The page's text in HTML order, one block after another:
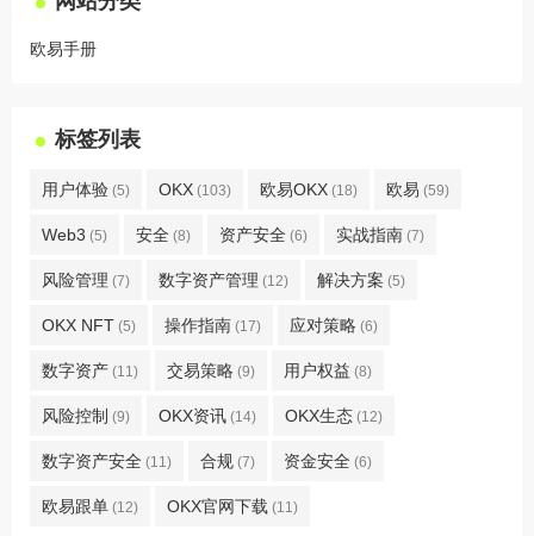
欧易手册
标签列表
用户体验 (5) OKX (103) 欧易OKX (18) 欧易 (59)
Web3 (5) 安全 (8) 资产安全 (6) 实战指南 (7)
风险管理 (7) 数字资产管理 (12) 解决方案 (5)
OKX NFT (5) 操作指南 (17) 应对策略 (6)
数字资产 (11) 交易策略 (9) 用户权益 (8)
风险控制 (9) OKX资讯 (14) OKX生态 (12)
数字资产安全 (11) 合规 (7) 资金安全 (6)
欧易跟单 (12) OKX官网下载 (11)